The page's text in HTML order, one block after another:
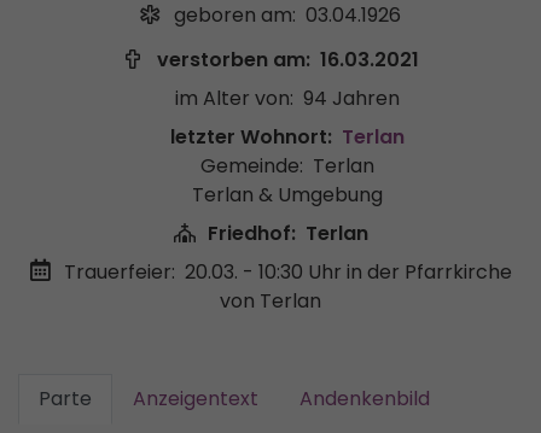
geboren am: 03.04.1926
verstorben am: 16.03.2021
im Alter von: 94 Jahren
letzter Wohnort: Terlan
Gemeinde: Terlan
Terlan & Umgebung
Friedhof: Terlan
Trauerfeier: 20.03. - 10:30 Uhr in der Pfarrkirche
von Terlan
Parte Anzeigentext
Andenkenbild